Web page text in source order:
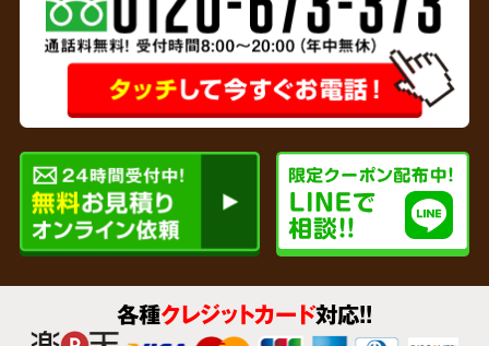
連携
リサイクルショップを運営している弊社では、
貴金属、家財など形見分けが不要なあらゆるご
各種クレジットカード対応!!